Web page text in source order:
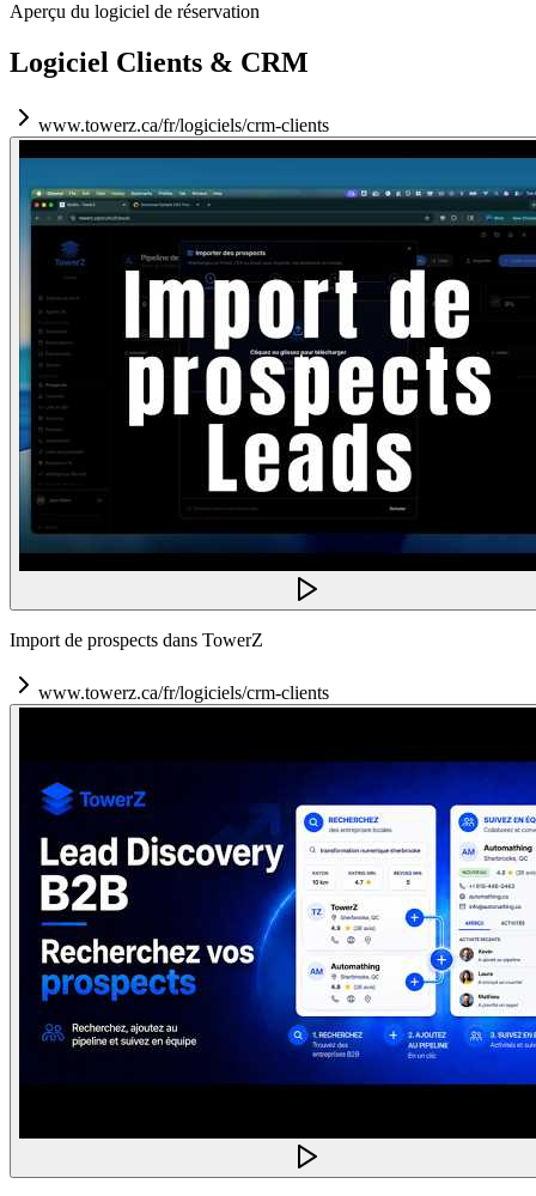
Aperçu du logiciel de réservation
Logiciel Clients & CRM
www.towerz.ca/fr/logiciels/crm-clients
Import de prospects dans TowerZ
www.towerz.ca/fr/logiciels/crm-clients